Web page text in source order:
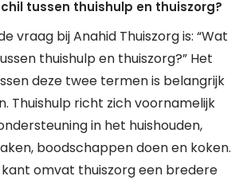
tussen thuishulp en thuiszorg?
vraag bij Anahid Thuiszorg is: “Wat
thuishulp en thuiszorg?” Het
deze twee termen is belangrijk
Thuishulp richt zich voornamelijk
in het huishouden,
boodschappen doen en koken.
omvat thuiszorg een bredere